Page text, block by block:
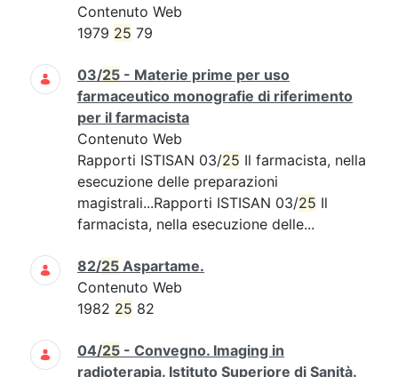
Contenuto Web
1979 25 79
03/25 - Materie prime per uso
farmaceutico monografie di riferimento
per il farmacista
Contenuto Web
Rapporti ISTISAN 03/25 Il farmacista, nella
esecuzione delle preparazioni
magistrali...Rapporti ISTISAN 03/25 Il
farmacista, nella esecuzione delle...
82/25 Aspartame.
Contenuto Web
1982 25 82
04/25 - Convegno. Imaging in
radioterapia. Istituto Superiore di Sanità.